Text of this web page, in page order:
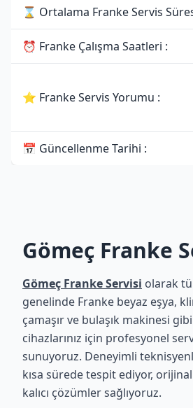
⌛ Ortalama Franke Servis
⏰ Franke Çalışma Saatleri :
⭐ Franke Servis Yorumu :
📅 Güncellenme Tarihi :
Gömeç Franke
Gömeç Franke Servisi olarak
genelinde Franke beyaz eşya,
çamaşır ve bulaşık makinesi
cihazlarınız için profesyonel
sunuyoruz. Deneyimli
kısa sürede tespit ediyor,
kalıcı çözümler sağlıyoruz.